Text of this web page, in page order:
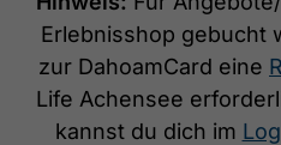
Erlebnisshop gebucht
zur DahoamCard eine
Life Achensee
kannst du dich im